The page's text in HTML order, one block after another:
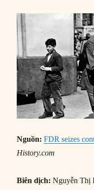
Nguồn:FDR seizes
History.com
Biên dịch:Nguyễn Thị